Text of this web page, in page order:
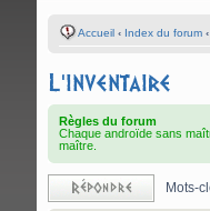
Accueil ‹ Index du forum ‹
L'inventaire
Règles du forum
Chaque androïde sans
maître.
Répondre
Mots-